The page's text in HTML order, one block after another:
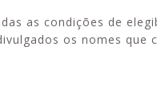
as condições de
os nomes que